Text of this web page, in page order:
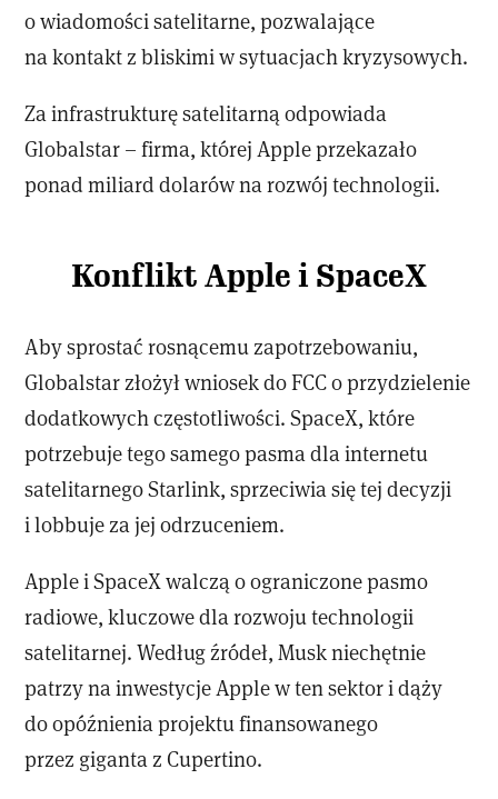
o wiadomości satelitarne, pozwalające
na kontakt z bliskimi w sytuacjach kryzysowych.
Za infrastrukturę satelitarną odpowiada
Globalstar – firma, której Apple przekazało
ponad miliard dolarów na rozwój technologii.
Konflikt Apple i SpaceX
Aby sprostać rosnącemu zapotrzebowaniu,
Globalstar złożył wniosek do FCC o przydzielenie
dodatkowych częstotliwości. SpaceX, które
potrzebuje tego samego pasma dla internetu
satelitarnego Starlink, sprzeciwia się tej decyzji
i lobbuje za jej odrzuceniem.
Apple i SpaceX walczą o ograniczone pasmo
radiowe, kluczowe dla rozwoju technologii
satelitarnej. Według źródeł, Musk niechętnie
patrzy na inwestycje Apple w ten sektor i dąży
do opóźnienia projektu finansowanego
przez giganta z Cupertino.